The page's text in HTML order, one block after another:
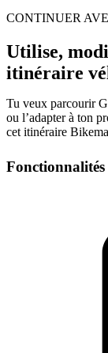
CONTINUER
Utilise,
itinéraire
Tu veux parcourir
ou l’adapter à ton
cet itinéraire